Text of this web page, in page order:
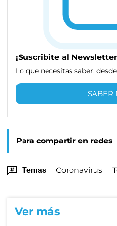
¡Suscribite al
Lo que necesitas saber,
SABER
Para compartir en redes
Temas Coronavirus
Ver más